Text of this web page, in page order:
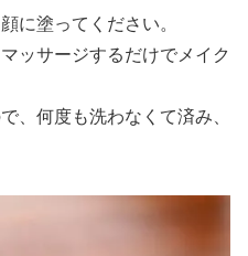
に塗ってください。
ッサージするだけでメイク
、何度も洗わなくて済み、